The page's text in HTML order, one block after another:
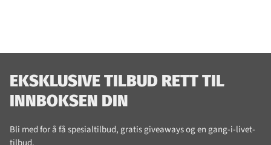
EKSKLUSIVE TILBUD RETT TIL
INNBOKSEN DIN
Bli med for å få spesialtilbud, gratis giveaways og en gang-i-livet-